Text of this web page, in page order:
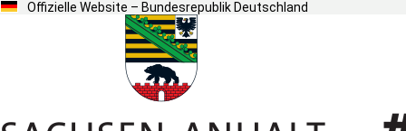
Offizielle Website – Bundesrepublik Deutschland